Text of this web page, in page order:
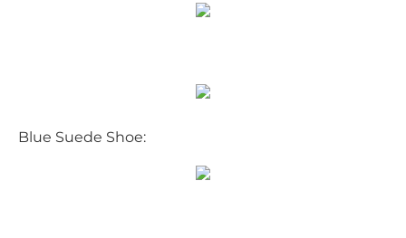
Blue Suede Shoe: